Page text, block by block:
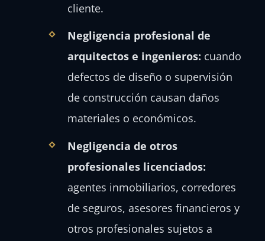
cliente.
Negligencia profesional de
arquitectos e ingenieros: cuando
defectos de diseño o supervisión
de construcción causan daños
materiales o económicos.
Negligencia de otros
profesionales licenciados:
agentes inmobiliarios, corredores
de seguros, asesores financieros y
otros profesionales sujetos a